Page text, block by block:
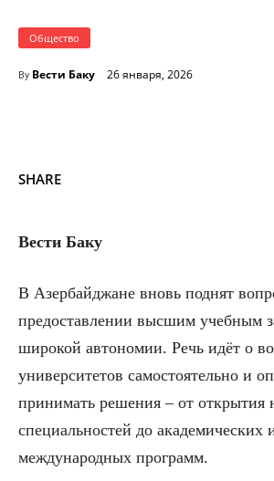
Общество
By Вести Баку 26 января, 2026
SHARE
Вести Баку
В Азербайджане вновь поднят
предоставлении высшим учебным
широкой автономии. Речь идёт о
университетов самостоятельно и
принимать решения – от открытия
специальностей до академических
международных программ.